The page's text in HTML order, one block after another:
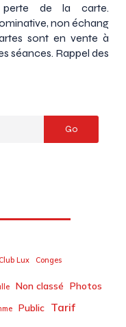
perte de la carte.
non échang
sont en vente à
séances. Rappel des
Go
Lux Conges
Non classé Photos
Public Tarif